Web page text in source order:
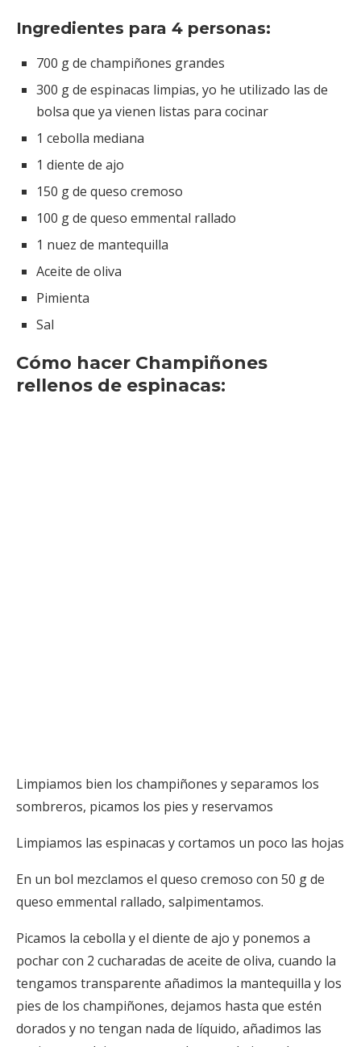
Ingredientes para 4 personas:
700 g de champiñones grandes
300 g de espinacas limpias, yo he utilizado las de
bolsa que ya vienen listas para cocinar
1 cebolla mediana
1 diente de ajo
150 g de queso cremoso
100 g de queso emmental rallado
1 nuez de mantequilla
Aceite de oliva
Pimienta
Sal
Cómo hacer Champiñones
rellenos de espinacas:
Limpiamos bien los champiñones y separamos los
sombreros, picamos los pies y reservamos
Limpiamos las espinacas y cortamos un poco las hojas
En un bol mezclamos el queso cremoso con 50 g de
queso emmental rallado, salpimentamos.
Picamos la cebolla y el diente de ajo y ponemos a
pochar con 2 cucharadas de aceite de oliva, cuando la
tengamos transparente añadimos la mantequilla y los
pies de los champiñones, dejamos hasta que estén
dorados y no tengan nada de líquido, añadimos las